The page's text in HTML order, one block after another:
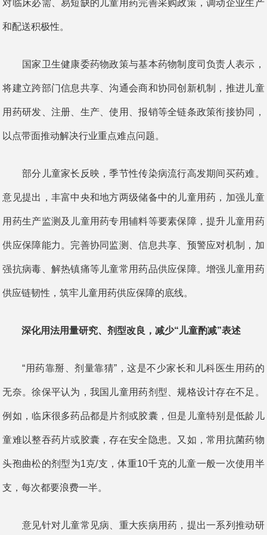
对临床必需、易短缺的儿童用药完善采购政策，调动企业生产
和配送积极性。
国家卫生健康委药物政策与基本药物制度司负责人表示，
将建立跨部门信息共享、沟通会商和协同创新机制，推进儿童
用药研发、注册、生产、使用、报销等全链条政策衔接协同，
以点带面推动解决行业重点难点问题。
部分儿童家长反映，季节性传染病流行高发期间买药难。
意见提出，丰富中央和地方两级储备中的儿童用药，加强儿童
用药生产监测及儿童用药专用辅料等要素保障，提升儿童用药
供应保障能力。完善协同监测、信息共享、预警应对机制，加
强抗病毒、解热镇痛等儿童常用药品供应保障。增强儿童用药
供应链韧性，筑牢儿童用药供应保障的底线。
深化用法用量研究、剂型改良，减少“儿童酌减”表述
“用药靠掰、剂量靠猜”，这是不少家长和儿科医生用药的
无奈。徐保平认为，我国儿童用药剂型、规格设计存在不足。
例如，临床很多药品都是片剂或胶囊，但是儿童特别是低龄儿
童难以整吞药片或胶囊，存在安全隐患。又如，常用抗菌药物
头孢曲松的剂型为1克/支，体重10千克的儿童一般一次使用半
支，每次都要浪费一半。
意见针对儿童常见病、重大疾病用药，提出一系列推动研